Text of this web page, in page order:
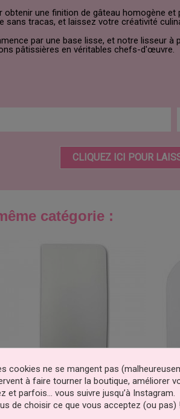
une finition de gâteau homogène
tracas, et laissez votre créativité
par une base lisse, et notre lisseur
pâtissières en véritables chefs-d'œuvre.
CLIQUEZ ICI POUR
catégorie :
Lissoir Droit Simple 20cm PME
cookies ne se mangent pas
à faire tourner la boutique, améliorer
et parfois… vous suivre jusqu’à Instagram.
de choisir ce que vous acceptez (ou pas) !